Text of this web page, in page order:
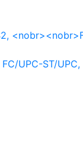
FC/UPC-ST/UPC,